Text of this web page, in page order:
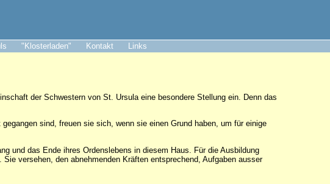
"Klosterladen" Kontakt Links
der Schwestern von St. Ursula eine besondere Stellung ein. Denn das
sind, freuen sie sich, wenn sie einen Grund haben, um für einige
und das Ende ihres Ordenslebens in diesem Haus. Für die Ausbildung
versehen, den abnehmenden Kräften entsprechend, Aufgaben ausser